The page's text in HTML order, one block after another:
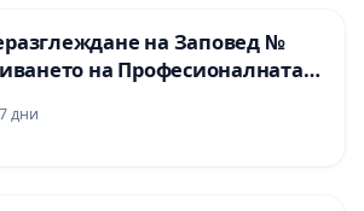
на Заповед №
на Професионалната
технологии в
гимназия по икономика и
гр. Пазарджик
дни